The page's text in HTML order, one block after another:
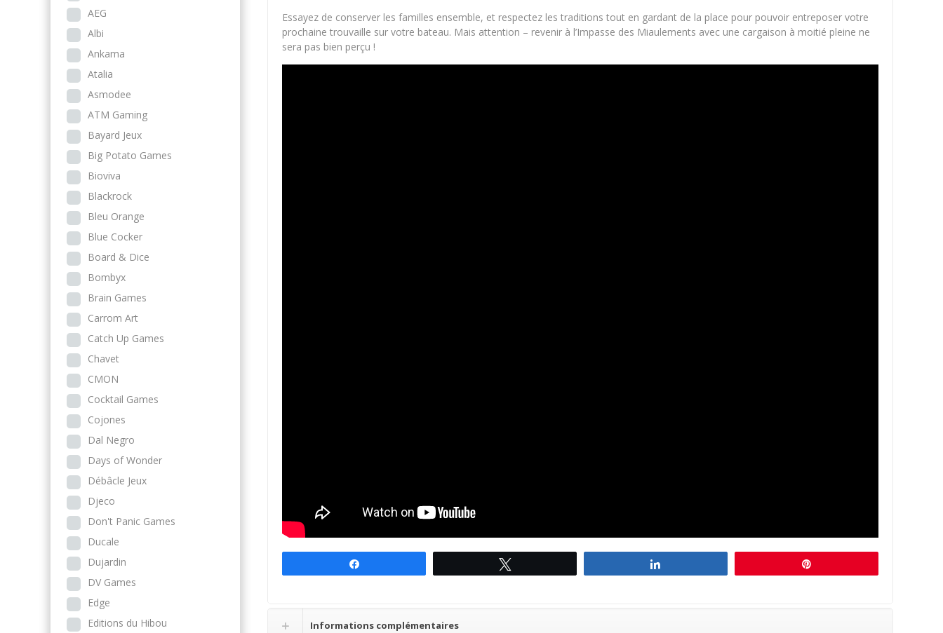
Essayez de conserver les familles ensemble, et respectez les traditions tout en gardant de la place pour pouvoir entreposer votre
prochaine trouvaille sur votre bateau. Mais attention – revenir à l’Impasse des Miaulements avec une cargaison à moitié pleine ne
sera pas bien perçu !
Informations complémentaires
AEG
Albi
Ankama
Atalia
Asmodee
ATM Gaming
Bayard Jeux
Big Potato Games
Bioviva
Blackrock
Bleu Orange
Blue Cocker
Board & Dice
Bombyx
Brain Games
Carrom Art
Catch Up Games
Chavet
CMON
Cocktail Games
Cojones
Dal Negro
Days of Wonder
Débâcle Jeux
Djeco
Don't Panic Games
Ducale
Dujardin
DV Games
Edge
Editions du Hibou